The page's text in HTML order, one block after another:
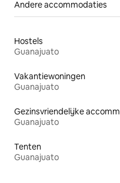
Andere accommodaties
Hostels
Guanajuato
Vakantiewoningen
Guanajuato
Guanajuato
Tenten
Guanajuato